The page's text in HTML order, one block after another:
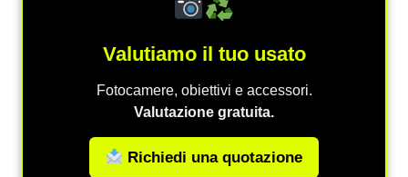
Valutiamo il tuo usato
Fotocamere, obiettivi e accessori.
Valutazione gratuita.
Richiedi una quotazione